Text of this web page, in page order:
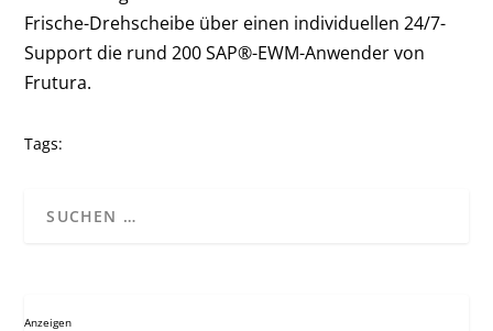
Frische-Drehscheibe über einen individuellen 24/7-
Support die rund 200 SAP®-EWM-Anwender von
Frutura.
Tags:
Anzeigen